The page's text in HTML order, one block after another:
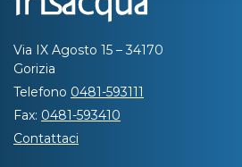
Via IX Agosto 15 – 34170
Gorizia
Telefono 0481-593111
Fax: 0481-593410
Contattaci